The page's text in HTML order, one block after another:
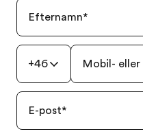
Efternamn*
+46 Mobil- eller
E-post*